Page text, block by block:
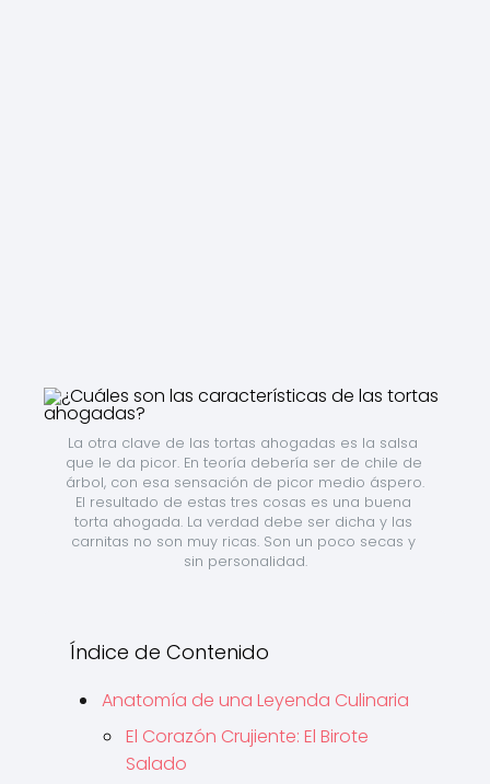
La otra clave de las tortas ahogadas es la salsa
que le da picor. En teoría debería ser de chile de
árbol, con esa sensación de picor medio áspero.
El resultado de estas tres cosas es una buena
torta ahogada. La verdad debe ser dicha y las
carnitas no son muy ricas. Son un poco secas y
sin personalidad.
Índice de Contenido
Anatomía de una Leyenda Culinaria
El Corazón Crujiente: El Birote
Salado